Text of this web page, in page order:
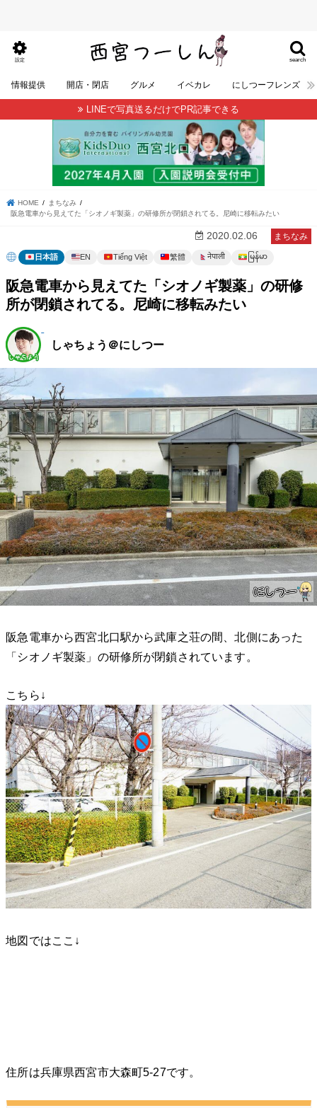
search
設定
情報提供 開店・閉店 グルメ イベカレ にしつーフレンズ
LINEで写真送るだけでPR記事できる
HOME
まちなみ
阪急電車から見えてた「シオノギ製薬」の研修所が閉鎖されてる。尼崎に移転みたい
まちなみ
2020.02.06
日本語 EN Tiếng Việt 繁體 नेपाली မြန်မာ
阪急電車から見えてた「シオノギ製薬」の研修
所が閉鎖されてる。尼崎に移転みたい
しゃちょう＠にしつー
阪急電車から西宮北口駅から武庫之荘の間、北側にあった
「シオノギ製薬」の研修所が閉鎖されています。
こちら↓
地図ではここ↓
住所は兵庫県西宮市大森町5-27です。